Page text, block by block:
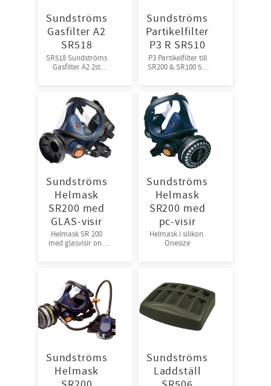
Sundströms
Gasfilter A2
SR518
SR518 Sundströms
Gasfilter A2 2st
Sundströms
Partikelfilter
P3 R SR510
P3 Partikelfilter till
SR200 & SR100 5st
Sundströms
Helmask
SR200 med
GLAS-visir
Helmask SR 200
med glasvisir one
Sundströms
Helmask
SR200 med
pc-visir
Helmask i silikon.
Onesize
Sundströms
Helmask
Sundströms
Laddställ